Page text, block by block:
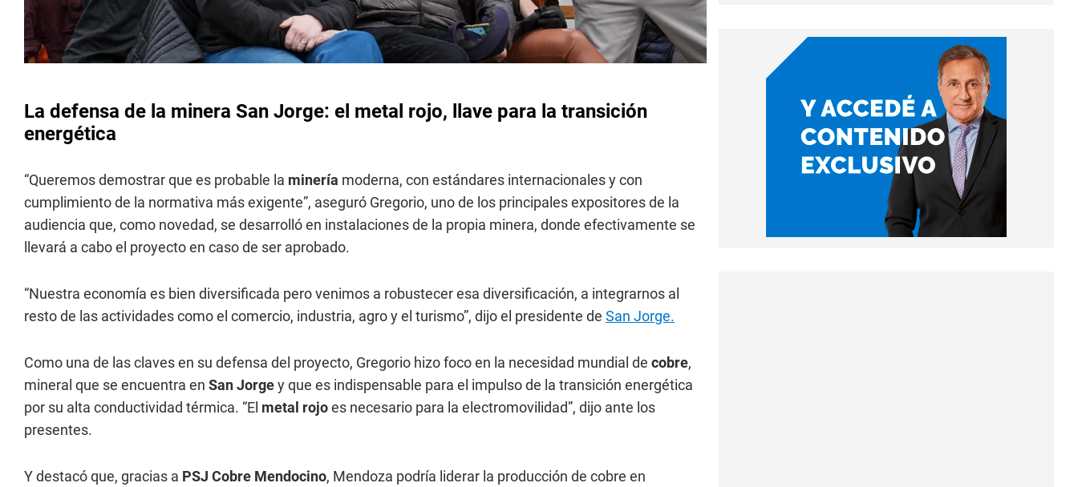
La defensa de la minera San Jorge: el metal rojo, llave para la transición
energética
“Queremos demostrar que es probable la minería moderna, con estándares internacionales y con
cumplimiento de la normativa más exigente”, aseguró Gregorio, uno de los principales expositores de la
audiencia que, como novedad, se desarrolló en instalaciones de la propia minera, donde efectivamente se
llevará a cabo el proyecto en caso de ser aprobado.
“Nuestra economía es bien diversificada pero venimos a robustecer esa diversificación, a integrarnos al
resto de las actividades como el comercio, industria, agro y el turismo”, dijo el presidente de San Jorge.
Como una de las claves en su defensa del proyecto, Gregorio hizo foco en la necesidad mundial de cobre,
mineral que se encuentra en San Jorgey que es indispensable para el impulso de la transición energética
por su alta conductividad térmica. “El metal rojoes necesario para la electromovilidad”, dijo ante los
presentes.
Y destacó que, gracias a PSJ Cobre Mendocino, Mendoza podría liderar la producción de cobre en